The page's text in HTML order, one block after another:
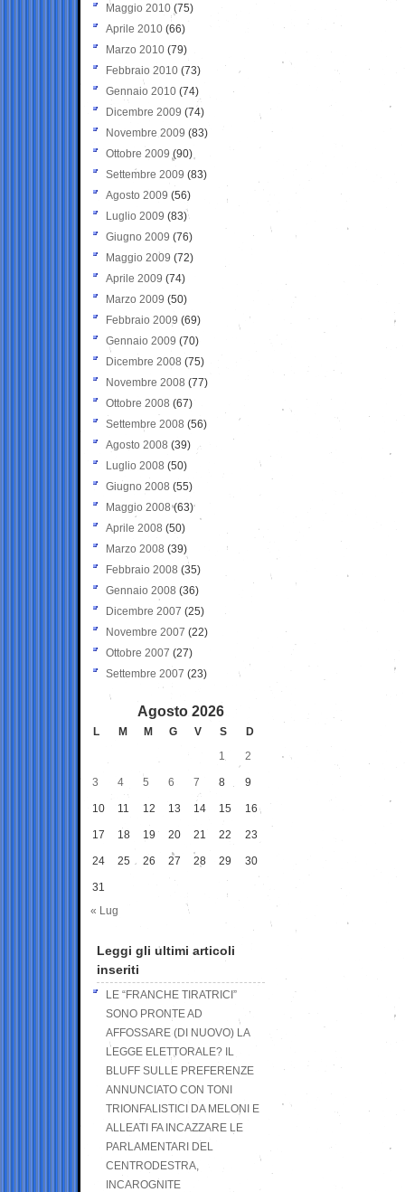
Maggio 2010 (75)
Aprile 2010 (66)
Marzo 2010 (79)
Febbraio 2010 (73)
Gennaio 2010 (74)
Dicembre 2009 (74)
Novembre 2009 (83)
Ottobre 2009 (90)
Settembre 2009 (83)
Agosto 2009 (56)
Luglio 2009 (83)
Giugno 2009 (76)
Maggio 2009 (72)
Aprile 2009 (74)
Marzo 2009 (50)
Febbraio 2009 (69)
Gennaio 2009 (70)
Dicembre 2008 (75)
Novembre 2008 (77)
Ottobre 2008 (67)
Settembre 2008 (56)
Agosto 2008 (39)
Luglio 2008 (50)
Giugno 2008 (55)
Maggio 2008(63)
Aprile 2008 (50)
Marzo 2008 (39)
Febbraio 2008 (35)
Gennaio 2008 (36)
Dicembre 2007 (25)
Novembre 2007 (22)
Ottobre 2007 (27)
Settembre 2007 (23)
Agosto 2026
L M M G V S
D
1
2
3 4 5 6 7 8 9
10 11 12 13 14 15 16
17 18 19 20 21 22 23
24 25 26 27 28 29 30
31
« Lug
Leggi gli ultimi articoli
inseriti
LE “FRANCHE TIRATRICI”
SONO PRONTE AD
AFFOSSARE (DI NUOVO) LA
LEGGE ELETTORALE? IL
BLUFF SULLE PREFERENZE
ANNUNCIATO CON TONI
TRIONFALISTICI DA MELONI E
ALLEATI FA INCAZZARE LE
PARLAMENTARI DEL
CENTRODESTRA,
INCAROGNITE